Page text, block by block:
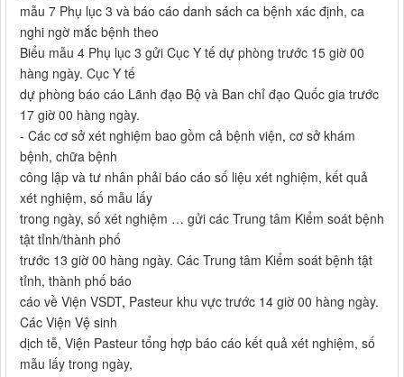
mẫu 7 Phụ lục 3 và báo cáo danh sách ca bệnh xác định, ca
nghi ngờ mắc bệnh theo
Biểu mẫu 4 Phụ lục 3 gửi Cục Y tế dự phòng trước 15 giờ 00
hàng ngày. Cục Y tế
dự phòng báo cáo Lãnh đạo Bộ và Ban chỉ đạo Quốc gia trước
17 giờ 00 hàng ngày.
- Các cơ sở xét nghiệm bao gồm cả bệnh viện, cơ sở khám
bệnh, chữa bệnh
công lập và tư nhân phải báo cáo số liệu xét nghiệm, kết quả
xét nghiệm, số mẫu lấy
trong ngày, số xét nghiệm … gửi các Trung tâm Kiểm soát bệnh
tật tỉnh/thành phố
trước 13 giờ 00 hàng ngày. Các Trung tâm Kiểm soát bệnh tật
tỉnh, thành phố báo
cáo về Viện VSDT, Pasteur khu vực trước 14 giờ 00 hàng ngày.
Các Viện Vệ sinh
dịch tễ, Viện Pasteur tổng hợp báo cáo kết quả xét nghiệm, số
mẫu lấy trong ngày,